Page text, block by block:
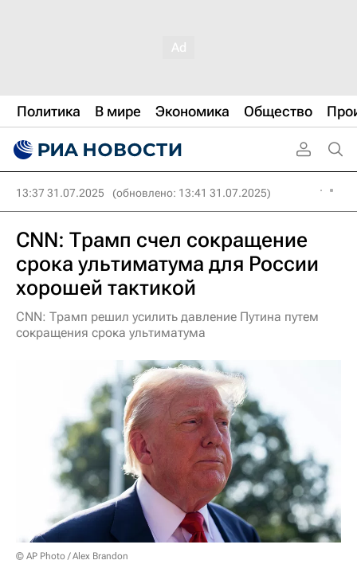
Политика В мире Экономика Общество
13:37 31.07.2025 (обновлено: 13:41 31.07.2025)
CNN: Трамп счел сокращение
срока ультиматума для России
хорошей тактикой
CNN: Трамп решил усилить давление Путина путем
сокращения срока ультиматума
© AP Photo / Alex Brandon